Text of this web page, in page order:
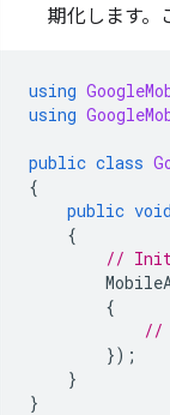
期化します。
using
using
public class
{
public void
{
//
{
//
});
}
}